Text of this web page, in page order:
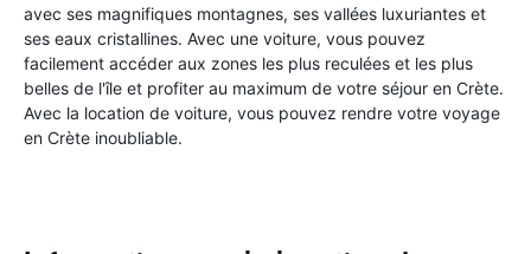
avec ses magnifiques montagnes, ses vallées luxuriantes et
ses eaux cristallines. Avec une voiture, vous pouvez
facilement accéder aux zones les plus reculées et les plus
belles de l'île et profiter au maximum de votre séjour en Crète.
Avec la location de voiture, vous pouvez rendre votre voyage
en Crète inoubliable.